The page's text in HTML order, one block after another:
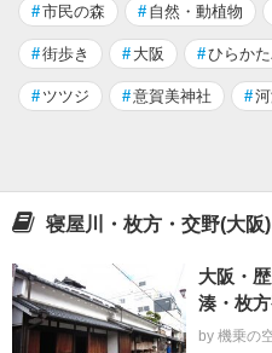
#市民の森 # 自然・動植物
#街歩き # 大阪 #ひらか
# ツツジ #意賀美神社 #
寝屋川・枚方・交野(大阪
大阪・
湊・枚
by 機乗の